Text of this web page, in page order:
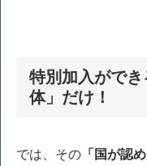
特別加入がで
体」だけ！
では、その 「国が認